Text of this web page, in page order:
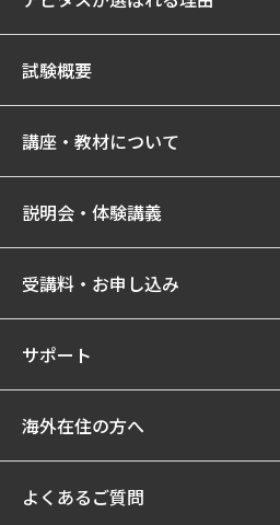
試験概要
講座・教材について
説明会・体験講義
受講料・お申し込み
サポート
海外在住の方へ
よくあるご質問